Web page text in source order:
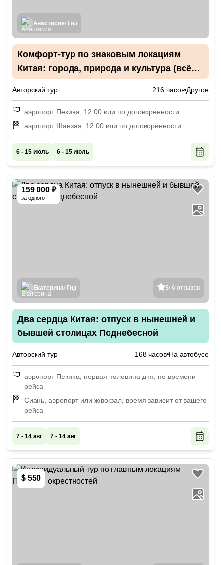
Анастасия/ Гид
Комфорт-тур по знаковым локациям
Китая: города, природа и культура (всё
Авторский тур 216 часов Другое
аэропорт Пекина, 12:00 или по договорённости
аэропорт Шанхая, 12:00 или по договорённости
6 - 15 июль 6 - 15 июль
159 000 ₽
за одного
5/ 6 отзывов
Екатерина/ Гид
Два сердца Китая: отпуск в нынешней и
бывшей столицах Поднебесной
Авторский тур 168 часов На автобусе
аэропорт Пекина, первая половина дня, по времени
рейса
Сиань, аэропорт или ж/вокзал, время зависит от вашего
рейса
7 - 14 авг 7 - 14 авг
$ 550